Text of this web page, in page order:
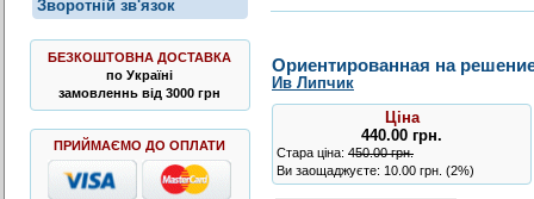
Зворотній зв'язок
БЕЗКОШТОВНА ДОСТАВКА
по Україні
замовленнь від 3000 грн
ПРИЙМАЄМО ДО ОПЛАТИ
Ориентированная на
Ив Липчик
Ціна
440.00 грн.
Стара ціна: 450.00 грн.
Ви заощаджуєте: 10.00 грн. (2%)